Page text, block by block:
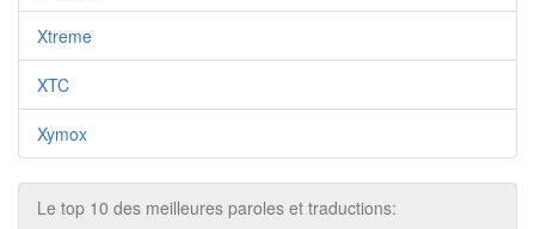
Xtreme
XTC
Xymox
Le top 10 des meilleures paroles et traductions: